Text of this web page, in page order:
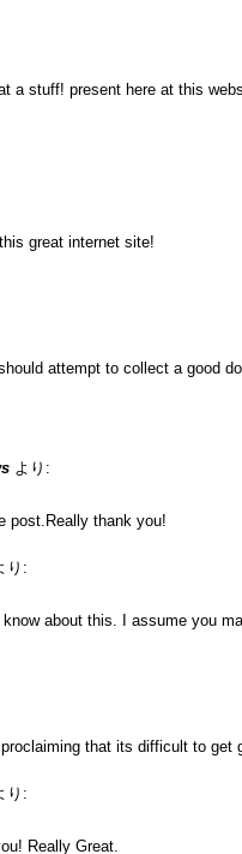
a stuff! present here at this
great internet site!
attempt to collect a good
より:
post.Really thank you!
り:
about this. I assume you
that its difficult to get
り:
Really Great.